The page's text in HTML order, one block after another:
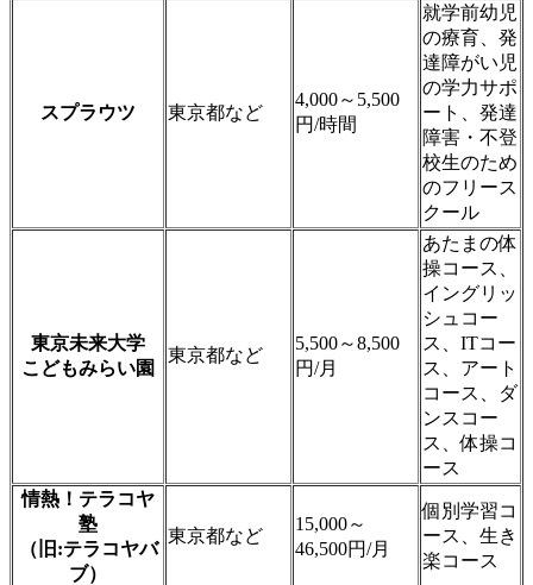
スプラウツ 東京都など
4,000～5,500
円/時間
就学前幼児
の療育、発
達障がい児
の学力サポ
ート、発達
障害・不登
校生のため
のフリース
クール
東京未来大学
こどもみらい園
東京都など
5,500～8,500
円/月
あたまの体
操コース、
イングリッ
シュコー
ス、ITコー
ス、アート
コース、ダ
ンスコー
ス、体操コ
ース
情熱！テラコヤ
塾
（旧:テラコヤバ
ブ）
東京都など
15,000～
46,500円/月
個別学習コ
ース、生き
楽コース